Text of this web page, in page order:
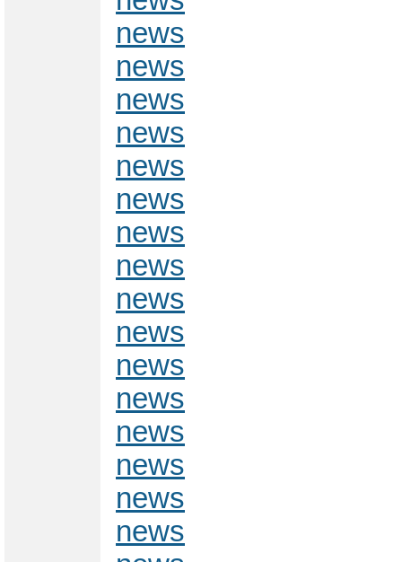
news
news
news
news
news
news
news
news
news
news
news
news
news
news
news
news